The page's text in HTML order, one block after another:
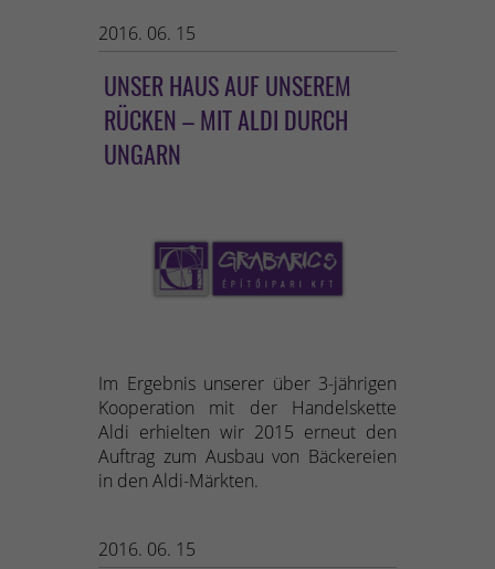
2016. 06. 15
UNSER HAUS AUF UNSEREM
RÜCKEN – MIT ALDI DURCH
UNGARN
Im Ergebnis unserer über 3-jährigen
Kooperation mit der Handelskette
Aldi erhielten wir 2015 erneut den
Auftrag zum Ausbau von Bäckereien
in den Aldi-Märkten.
2016. 06. 15